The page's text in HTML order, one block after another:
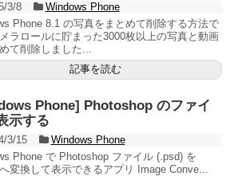
3/8
Windows Phone
Phone 8.1 の写真をまとめて削除する方法で
ラロールに貯まった3000枚以上の写真と動画
て削除しました...
記事を読む
Phone] Photoshop のファイ
示する
3/15
Windows Phone
Phone で Photoshop ファイル (.psd) を
変換して表示できるアプリ Image Conve...